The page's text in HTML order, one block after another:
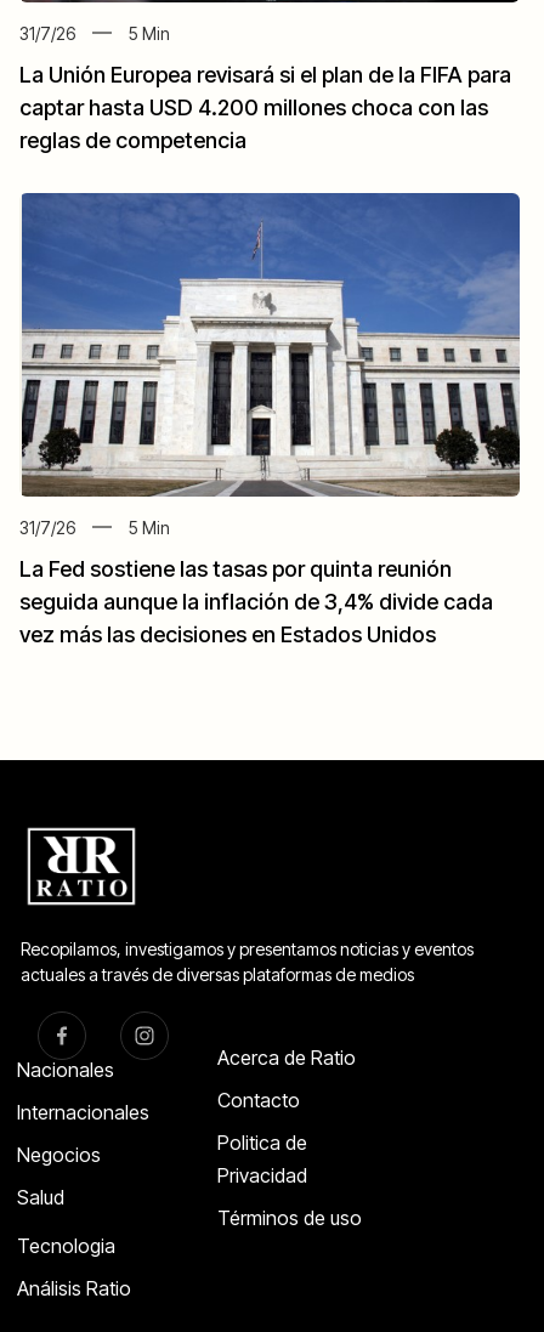
31/7/26 5 Min
La Unión Europea revisará si el plan de la FIFA para
captar hasta USD 4.200 millones choca con las
reglas de competencia
31/7/26 5 Min
La Fed sostiene las tasas por quinta reunión
seguida aunque la inflación de 3,4% divide cada
vez más las decisiones en Estados Unidos
Recopilamos, investigamos y presentamos noticias y eventos
actuales a través de diversas plataformas de medios
Nacionales
Internacionales
Negocios
Salud
Tecnologia
Análisis Ratio
Acerca de Ratio
Contacto
Politica de
Privacidad
Términos de uso